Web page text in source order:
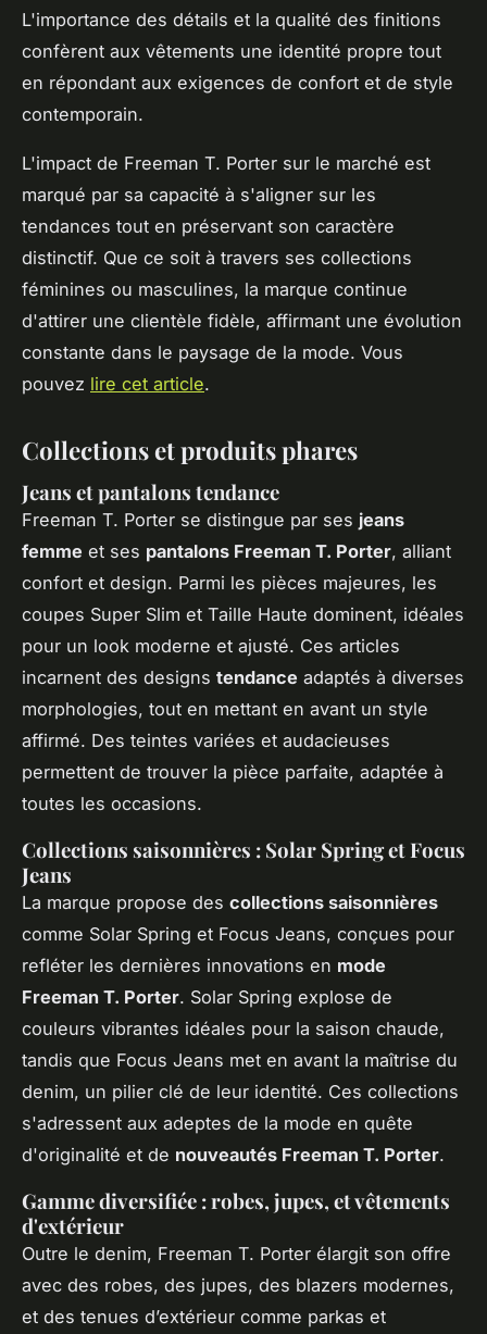
L'importance des détails et la qualité des finitions
confèrent aux vêtements une identité propre tout
en répondant aux exigences de confort et de style
contemporain.
L'impact de Freeman T. Porter sur le marché est
marqué par sa capacité à s'aligner sur les
tendances tout en préservant son caractère
distinctif. Que ce soit à travers ses collections
féminines ou masculines, la marque continue
d'attirer une clientèle fidèle, affirmant une évolution
constante dans le paysage de la mode. Vous
pouvez lire cet article.
Collections et produits phares
Jeans et pantalons tendance
Freeman T. Porter se distingue par ses jeans
femme et ses pantalons Freeman T. Porter, alliant
confort et design. Parmi les pièces majeures, les
coupes Super Slim et Taille Haute dominent, idéales
pour un look moderne et ajusté. Ces articles
incarnent des designs tendance adaptés à diverses
morphologies, tout en mettant en avant un style
affirmé. Des teintes variées et audacieuses
permettent de trouver la pièce parfaite, adaptée à
toutes les occasions.
Collections saisonnières : Solar Spring et Focus
Jeans
La marque propose des collections saisonnières
comme Solar Spring et Focus Jeans, conçues pour
refléter les dernières innovations en mode
Freeman T. Porter. Solar Spring explose de
couleurs vibrantes idéales pour la saison chaude,
tandis que Focus Jeans met en avant la maîtrise du
denim, un pilier clé de leur identité. Ces collections
s'adressent aux adeptes de la mode en quête
d'originalité et de nouveautés Freeman T. Porter.
Gamme diversifiée : robes, jupes, et vêtements
d'extérieur
Outre le denim, Freeman T. Porter élargit son offre
avec des robes, des jupes, des blazers modernes,
et des tenues d’extérieur comme parkas et